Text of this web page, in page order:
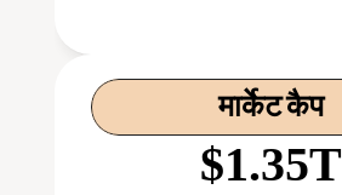
मार्केट कैप
$1.35T